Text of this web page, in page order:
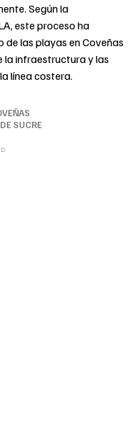
Según la
este proceso ha
las playas en Coveñas
la infraestructura y las
línea costera.
SUCRE